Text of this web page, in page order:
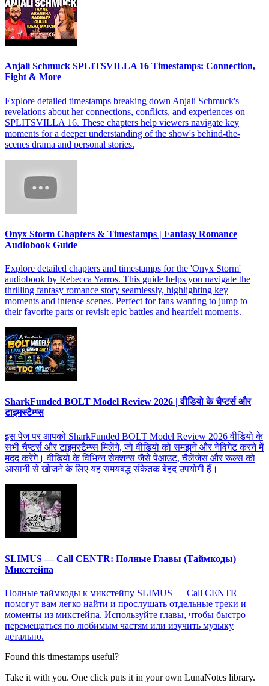
Anjali Schmuck SPLITSVILLA 16 Timestamps: Connection,
Fight & More
Explore detailed timestamps breaking down Anjali Schmuck's
revelations about her connections, conflicts, and experiences on
SPLITSVILLA 16. These chapters help viewers navigate key
moments for a deeper understanding of the show's behind-the-
scenes drama and personal stories.
Onyx Storm Chapters & Timestamps | Fantasy Romance
Audiobook Guide
Explore detailed chapters and timestamps for the 'Onyx Storm'
audiobook by Rebecca Yarros. This guide helps you navigate the
thrilling fantasy romance story seamlessly, highlighting key
moments and intense scenes. Perfect for fans wanting to jump to
their favorite parts or revisit epic battles and heartfelt moments.
SharkFunded BOLT Model Review 2026 | वीडियो के चैप्टर्स और
टाइमस्टैम्प्स
इस पेज पर आपको SharkFunded BOLT Model Review 2026 वीडियो के
सभी चैप्टर्स और टाइमस्टैम्प्स मिलेंगे, जो वीडियो को समझने और नेविगेट करने में
मदद करेंगे। वीडियो के विभिन्न सेक्शन्स जैसे पेआउट, चैलेंजेस और रूल्स को
आसानी से खोजने के लिए यह समयबद्ध संकेतक बेहद उपयोगी हैं।
SLIMUS — Call CENTR: Полные Главы (Таймкоды)
Микстейпа
Полные таймкоды к микстейпу SLIMUS — Call CENTR
помогут вам легко найти и прослушать отдельные треки и
моменты из микстейпа. Используйте главы, чтобы быстро
перемещаться по любимым частям или изучить музыку
детально.
Found this timestamps useful?
Take it with you. One click puts it in your own LunaNotes library.